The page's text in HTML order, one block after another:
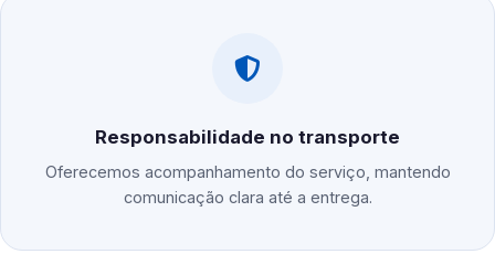
Responsabilidade no transporte
Oferecemos acompanhamento do serviço, mantendo
comunicação clara até a entrega.